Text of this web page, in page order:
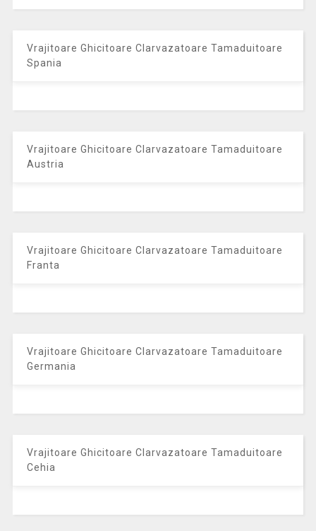
Vrajitoare Ghicitoare Clarvazatoare Tamaduitoare
Spania
Vrajitoare Ghicitoare Clarvazatoare Tamaduitoare
Austria
Vrajitoare Ghicitoare Clarvazatoare Tamaduitoare
Franta
Vrajitoare Ghicitoare Clarvazatoare Tamaduitoare
Germania
Vrajitoare Ghicitoare Clarvazatoare Tamaduitoare
Cehia